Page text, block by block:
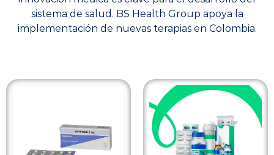
sistema de salud. BS Health Group apoya la
implementación de nuevas terapias en Colombia.